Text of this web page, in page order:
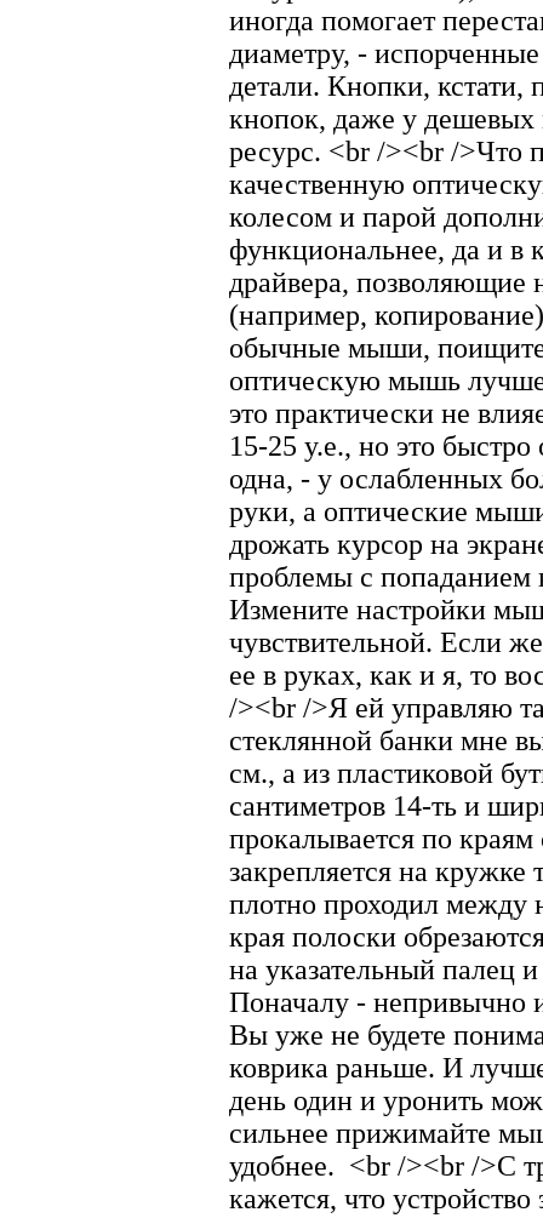
иногда помогает
диаметру, -
детали. Кнопки, кстати,
кнопок, даже у
ресурс. <br /><br />Что
качественную
колесом и парой
функциональнее, да и в
драйвера, позволяющие
(например,
обычные мыши,
оптическую мышь
это практически не
15-25 у.е., но это
одна, - у ослабленных
руки, а оптические
дрожать курсор на
проблемы с попаданием
Измените настройки
чувствительной. Если
ее в руках, как и я, то
/><br />Я ей управляю
стеклянной банки мне
см., а из пластиковой
сантиметров 14-ть и
прокалывается по
закрепляется на кружке
плотно проходил
края полоски
на указательный палец
Поначалу - непривычно
Вы уже не будете
коврика раньше. И
день один и уронить
сильнее прижимайте
удобнее. <br /><br />С
кажется, что